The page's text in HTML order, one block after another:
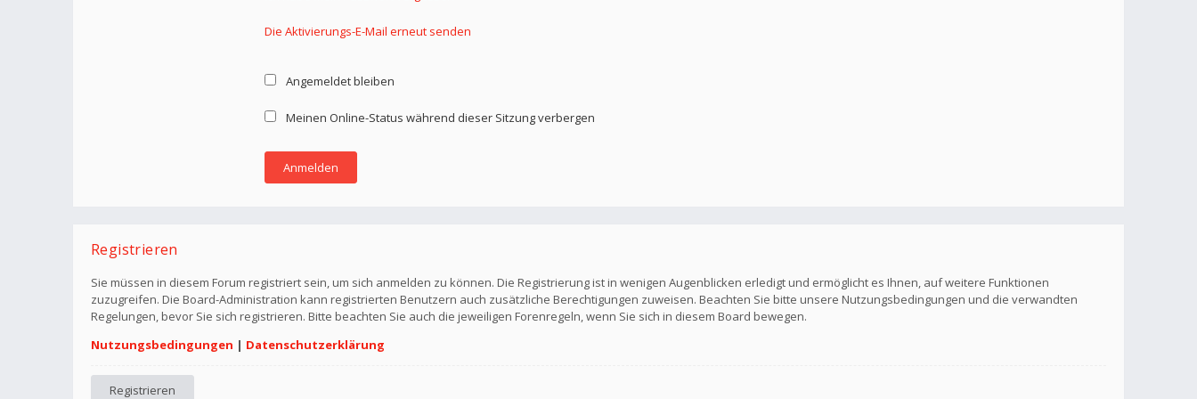
Die Aktivierungs-E-Mail erneut senden
Angemeldet bleiben
Meinen Online-Status während dieser Sitzung verbergen
Registrieren
Sie müssen in diesem Forum registriert sein, um sich anmelden zu können. Die Registrierung ist in wenigen Augenblicken erledigt und ermöglicht es Ihnen, auf weitere Funktionen
zuzugreifen. Die Board-Administration kann registrierten Benutzern auch zusätzliche Berechtigungen zuweisen. Beachten Sie bitte unsere Nutzungsbedingungen und die verwandten
Regelungen, bevor Sie sich registrieren. Bitte beachten Sie auch die jeweiligen Forenregeln, wenn Sie sich in diesem Board bewegen.
Nutzungsbedingungen | Datenschutzerklärung
Registrieren